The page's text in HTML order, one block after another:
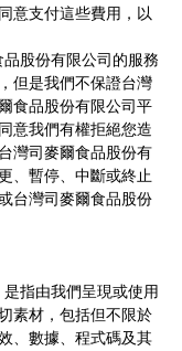
意支付這些費用，以
但是我們不保證台灣
食品股份有限公司平
意我們有權拒絕您造
灣司麥爾食品股份有
、暫停、中斷或終止
台灣司麥爾食品股份
素材，包括但不限於
、數據、程式碼及其